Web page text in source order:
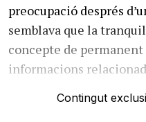
preocupació després
semblava que la
concepte de
informacions
Contingut